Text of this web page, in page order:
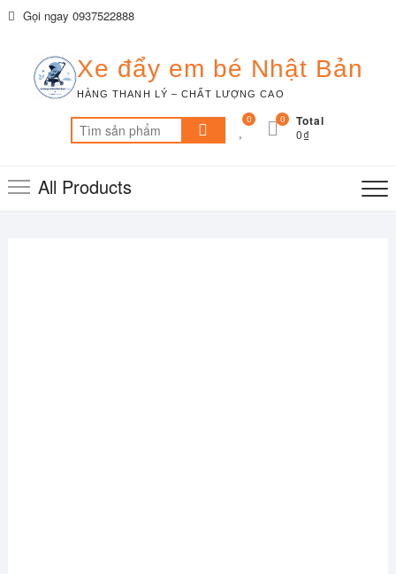
SkipGọi ngay 0937522888
Xe đẩy em bé Nhật Bản
HÀNG THANH LÝ – CHẤT LƯỢNG CAO
Tìm
kiếm:
0 Total
0₫
0
All Products